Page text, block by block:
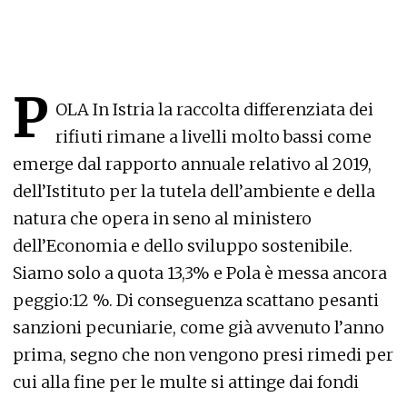
P OLA In Istria la raccolta differenziata dei
rifiuti rimane a livelli molto bassi come
emerge dal rapporto annuale relativo al 2019,
dell’Istituto per la tutela dell’ambiente e della
natura che opera in seno al ministero
dell’Economia e dello sviluppo sostenibile.
Siamo solo a quota 13,3% e Pola è messa ancora
peggio:12 %. Di conseguenza scattano pesanti
sanzioni pecuniarie, come già avvenuto l’anno
prima, segno che non vengono presi rimedi per
cui alla fine per le multe si attinge dai fondi